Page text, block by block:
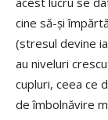
cine să-și
(stresul devine
au niveluri
cupluri, ceea ce
de îmbolnăvire